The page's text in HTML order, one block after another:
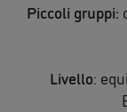
Piccoli gruppi:
Livello: